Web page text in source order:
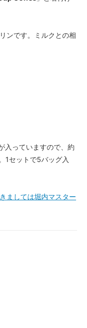
ンです。ミルクとの相
入っていますので、約
1セットで5バッグ入
ましては堀内マスター